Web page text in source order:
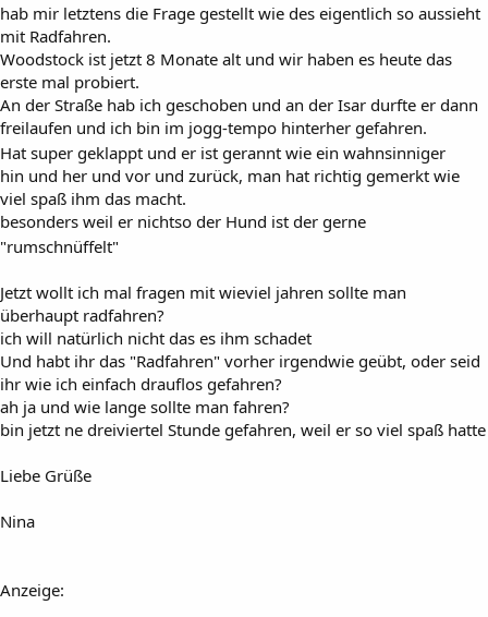
hab mir letztens die Frage gestellt wie des eigentlich so aussieht
mit Radfahren.
Woodstock ist jetzt 8 Monate alt und wir haben es heute das
erste mal probiert.
An der Straße hab ich geschoben und an der Isar durfte er dann
freilaufen und ich bin im jogg-tempo hinterher gefahren.
Hat super geklappt und er ist gerannt wie ein wahnsinniger
hin und her und vor und zurück, man hat richtig gemerkt wie
viel spaß ihm das macht.
besonders weil er nichtso der Hund ist der gerne
"rumschnüffelt"
Jetzt wollt ich mal fragen mit wieviel jahren sollte man
überhaupt radfahren?
ich will natürlich nicht das es ihm schadet
Und habt ihr das "Radfahren" vorher irgendwie geübt, oder seid
ihr wie ich einfach drauflos gefahren?
ah ja und wie lange sollte man fahren?
bin jetzt ne dreiviertel Stunde gefahren, weil er so viel spaß hatte
Liebe Grüße
Nina
Anzeige: